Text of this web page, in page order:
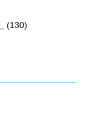
(130)